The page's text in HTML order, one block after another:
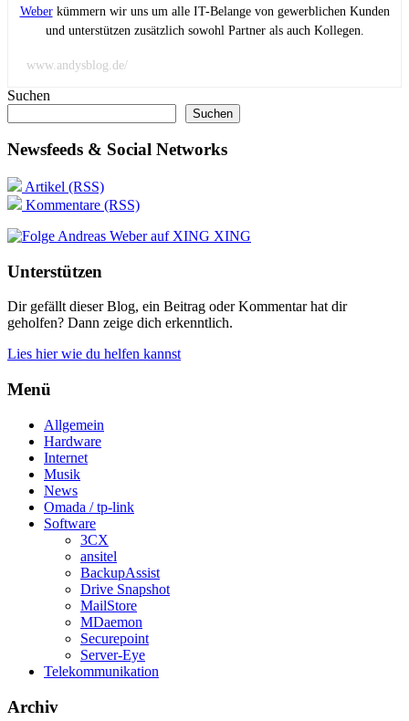
Weberkümmern wir uns um alle IT-Belange von gewerblichen Kunden
und unterstützen zusätzlich sowohl Partner als auch Kollegen.
www.andysblog.de/
Suchen
Suchen
Newsfeeds & Social Networks
Artikel (RSS)
Kommentare (RSS)
XING
Unterstützen
Dir gefällt dieser Blog, ein Beitrag oder Kommentar hat dir
geholfen? Dann zeige dich erkenntlich.
Lies hier wie du helfen kannst
Menü
Allgemein
Hardware
Internet
Musik
News
Omada / tp-link
Software
3CX
ansitel
BackupAssist
Drive Snapshot
MailStore
MDaemon
Securepoint
Server-Eye
Telekommunikation
Archiv